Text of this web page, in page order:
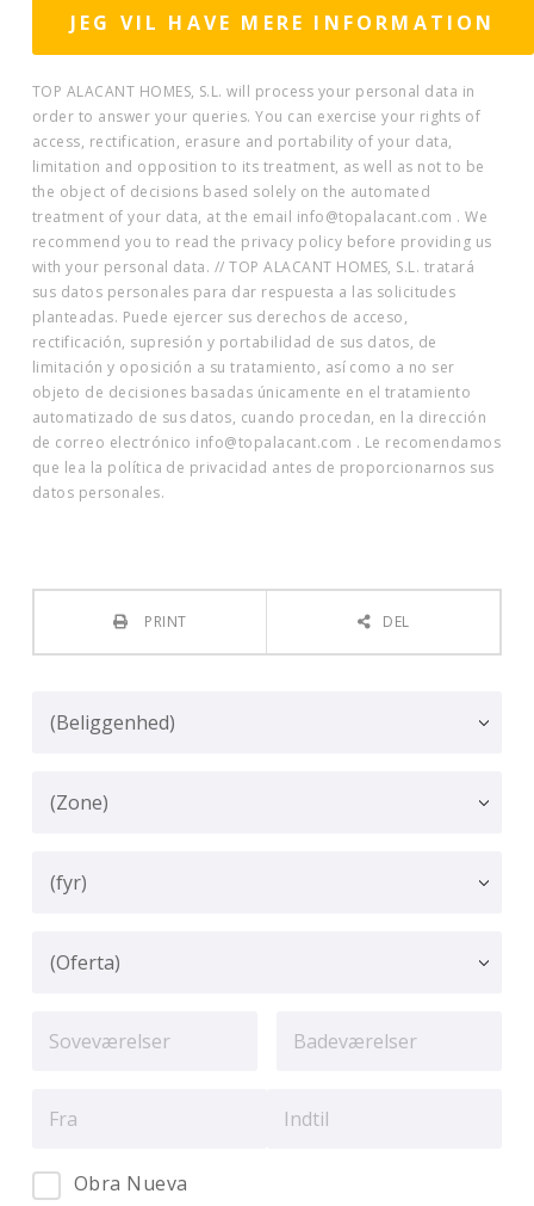
TOP ALACANT HOMES, S.L. will process your personal data in
order to answer your queries. You can exercise your rights of
access, rectification, erasure and portability of your data,
limitation and opposition to its treatment, as well as not to be
the object of decisions based solely on the automated
treatment of your data, at the email info@topalacant.com . We
recommend you to read the privacy policy before providing us
with your personal data. // TOP ALACANT HOMES, S.L. tratará
sus datos personales para dar respuesta a las solicitudes
planteadas. Puede ejercer sus derechos de acceso,
rectificación, supresión y portabilidad de sus datos, de
limitación y oposición a su tratamiento, así como a no ser
objeto de decisiones basadas únicamente en el tratamiento
automatizado de sus datos, cuando procedan, en la dirección
de correo electrónico info@topalacant.com . Le recomendamos
que lea la política de privacidad antes de proporcionarnos sus
datos personales.
PRINT DEL
Obra Nueva